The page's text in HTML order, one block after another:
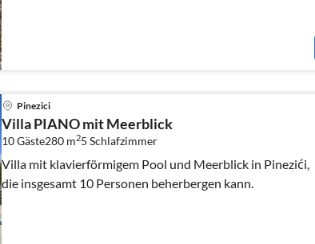
Pinezici
Villa PIANO mit Meerblick
10 Gäste280 m25 Schlafzimmer
Villa mit klavierförmigem Pool und Meerblick in Pinezići,
die insgesamt 10 Personen beherbergen kann.